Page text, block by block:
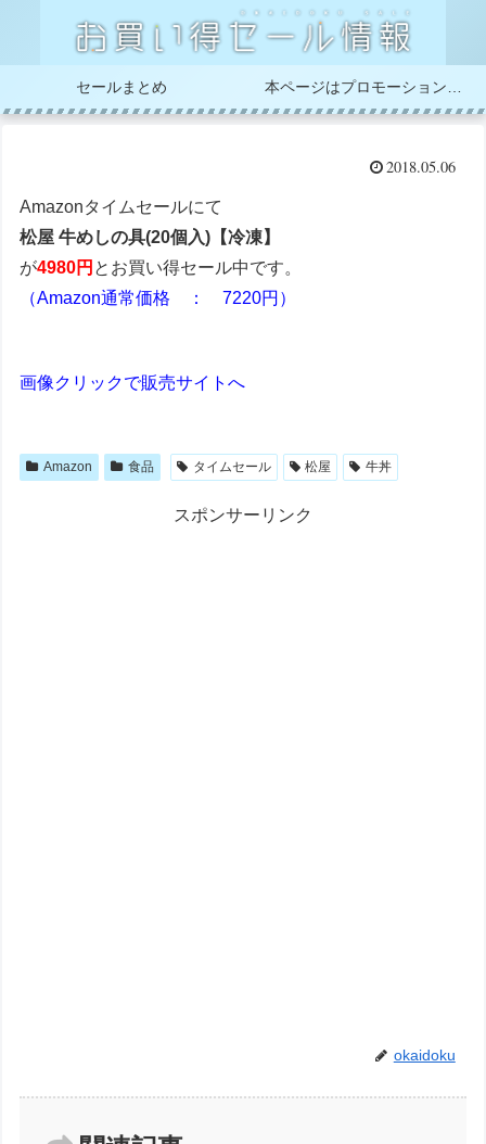
セールまとめ
2018.05.06
Amazonタイムセールにて
松屋 牛めしの具(20個入)【冷凍】
が4980円 とお買い得セール中です。
（Amazon通常価格 ： 7220円）
画像クリックで販売サイトへ
Amazon 食品 タイムセール 松屋 牛丼
スポンサーリンク
okaidoku